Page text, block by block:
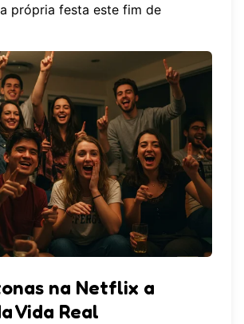
própria festa este fim de
na Netflix a
Vida Real